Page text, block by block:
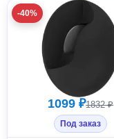
-40%
1099 ₽1832 ₽
Под заказ